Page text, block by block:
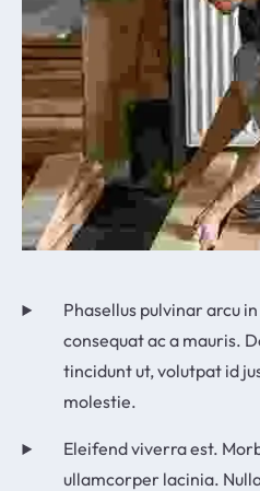
Phasellus pulvinar arcu
consequat ac a mauris.
tincidunt ut, volutpat id
molestie.
Eleifend viverra est.
ullamcorper lacinia.